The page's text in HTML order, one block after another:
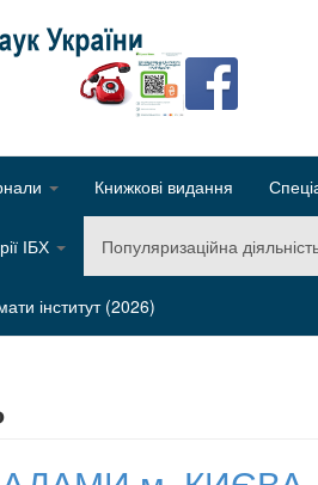
Оберіть свою мову
Книжкові видання
ІБХ Популяризаційна
інститут (2026)